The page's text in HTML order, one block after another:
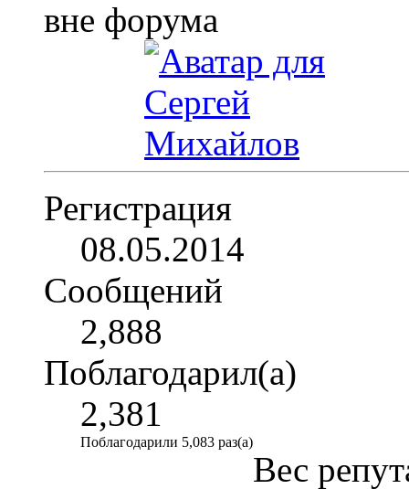
Регистрация
08.05.2014
Сообщений
2,888
Поблагодарил(а)
2,381
Поблагодарили 5,083 раз(а)
Вес